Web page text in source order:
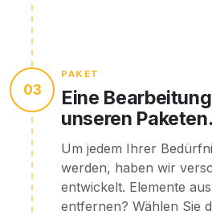
03
PAKET
Eine
unseren Paketen.
Um jedem Ihrer
werden, haben wir
entwickelt. Elemente
entfernen? Wählen Sie